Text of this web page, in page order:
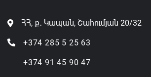
ՀՀ, ք․ Կապան, Շահումյան 20/32
+374 285 5 25 63
+374 91 45 90 47